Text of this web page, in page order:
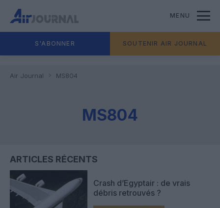
MENU
S'ABONNER SOUTENIR AIR JOURNAL
Air Journal MS804
MS804
ARTICLES RÉCENTS
Crash d’Egyptair : de vrais
débris retrouvés ?